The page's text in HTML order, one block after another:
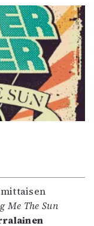
Me The Sun